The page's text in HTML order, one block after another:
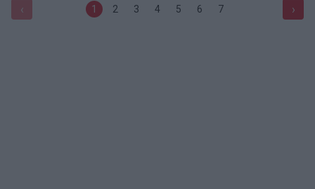
‹ 1 2 3 4 5 6 7 ›